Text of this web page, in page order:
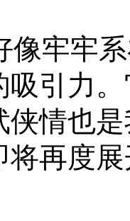
牢牢系
吸引力
侠情也
将再度